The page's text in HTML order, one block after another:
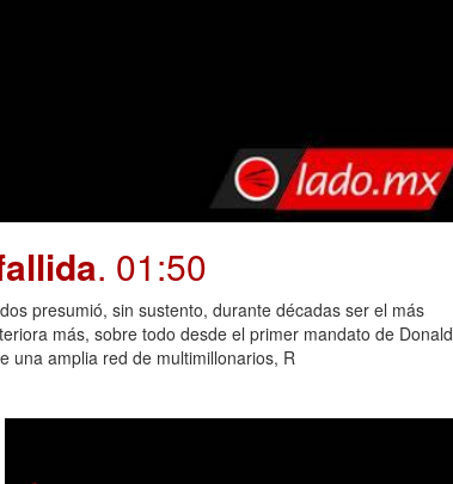
. 01:50
presumió, sin sustento, durante décadas ser el más
más, sobre todo desde el primer mandato de Donald
una amplia red de multimillonarios, R